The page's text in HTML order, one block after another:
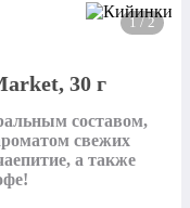
1 / 2
30 г
составом,
свежих
а также